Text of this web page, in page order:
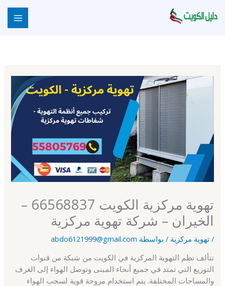
إلى
تهوية مركزية الكويت 66568837 –
الخيران – شركة تهوية مركزية
/تهوية مركزية / بواسطة abdo6121999@gmail.com
تتألف نظم التهوية المركزية في الكويت من شبكة من قنوات
التوزيع التي تمتد في جميع أنحاء المبنى وتوصل الهواء إلى الغرف
والمساحات المختلفة. يتم استخدام مروحة قوية لسحب الهواء